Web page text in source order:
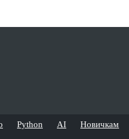
Python AI Новичкам